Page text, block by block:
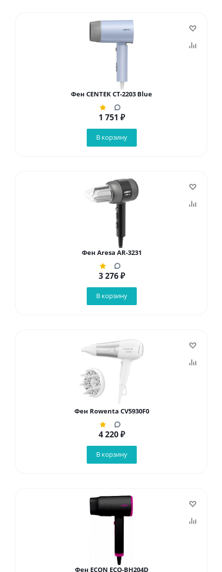
Фен CENTEK CT-2203 Blue
1 751 ₽
В корзину
Фен Aresa AR-3231
3 276₽
В корзину
Фен Rowenta CV5930F0
4 220₽
В корзину
Фен ECON ECO-BH204D